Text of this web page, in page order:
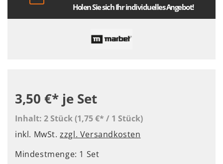
Holen Sie sich Ihr individuelles Angebot!
3,50 €* je Set
Inhalt: 2 Stück(1,75 €* / 1 Stück)
inkl. MwSt.zzgl. Versandkosten
Mindestmenge: 1 Set